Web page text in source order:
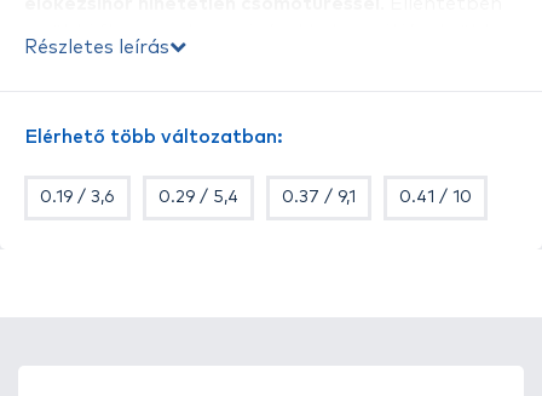
strapabíróbb, mint a teljes nyúlásmentességgel
A fluorocarbon zsinóroknál tapasztalható pozitív
Részletes leírás
Elérhető több változatban:
0.19 / 3,6 0.29 / 5,4 0.37 / 9,1 0.41 / 10